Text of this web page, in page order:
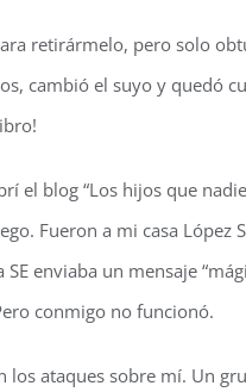
retirármelo, pero solo
cambió el suyo y quedó
el blog “Los hijos que
Fueron a mi casa López
enviaba un mensaje
conmigo no funcionó.
ataques sobre mí. Un